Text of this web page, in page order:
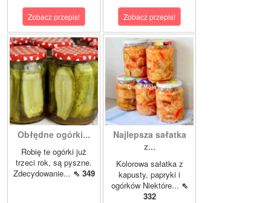
Zobacz przepis! Zobacz przepis!
Obłędne ogórki...
Robię te ogórki już
trzeci rok, są pyszne.
Zdecydowanie... ⇖ 349
Najlepsza sałatka
z...
Kolorowa sałatka z
kapusty, papryki i
ogórków Niektóre... ⇖
332